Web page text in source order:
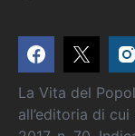
La Vita del
all’editoria di